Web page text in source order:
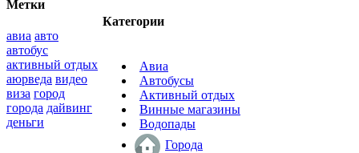
Категории
Авиа
Автобусы
Активный отдых
Винные магазины
Водопады
Города
Метки
авиа авто
автобус
активный отдых
аюрведа видео
виза город
города дайвинг
деньги